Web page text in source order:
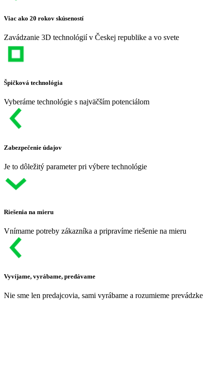
Viac ako 20 rokov skúseností
Zavádzanie 3D technológií v Českej republike a vo svete
Špičková technológia
Vyberáme technológie s najväčším potenciálom
Zabezpečenie údajov
Je to dôležitý parameter pri výbere technológie
Riešenia na mieru
Vnímame potreby zákazníka a pripravíme riešenie na mieru
Vyvíjame, vyrábame, predávame
Nie sme len predajcovia, sami vyrábame a rozumieme prevádzke